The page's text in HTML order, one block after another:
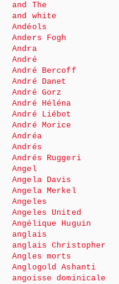
and The
and white
Andéols
Anders Fogh
Andra
André
André Bercoff
André Danet
André Gorz
André Héléna
André Liébot
André Morice
Andréa
Andrés
Andrés Ruggeri
Angel
Angela Davis
Angela Merkel
Angeles
Angeles United
Angélique Huguin
anglais
anglais Christopher
Angles morts
Anglogold Ashanti
angoisse dominicale